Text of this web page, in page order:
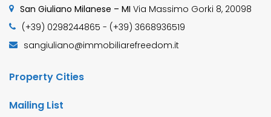
San Giuliano Milanese – MI Via Massimo Gorki 8, 20098
(+39) 0298244865 - (+39) 3668936519
sangiuliano@immobiliarefreedom.it
Property Cities
Mailing List